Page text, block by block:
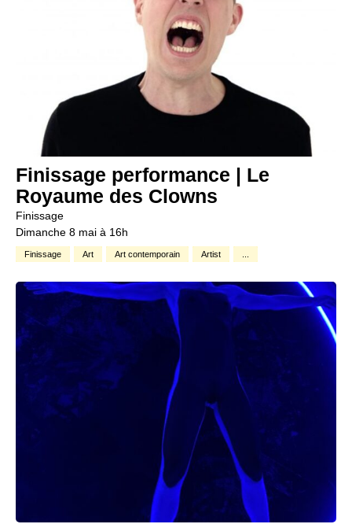
Finissage performance | Le
Royaume des Clowns
Finissage
Dimanche 8 mai à 16h
Finissage Art Art contemporain Artist